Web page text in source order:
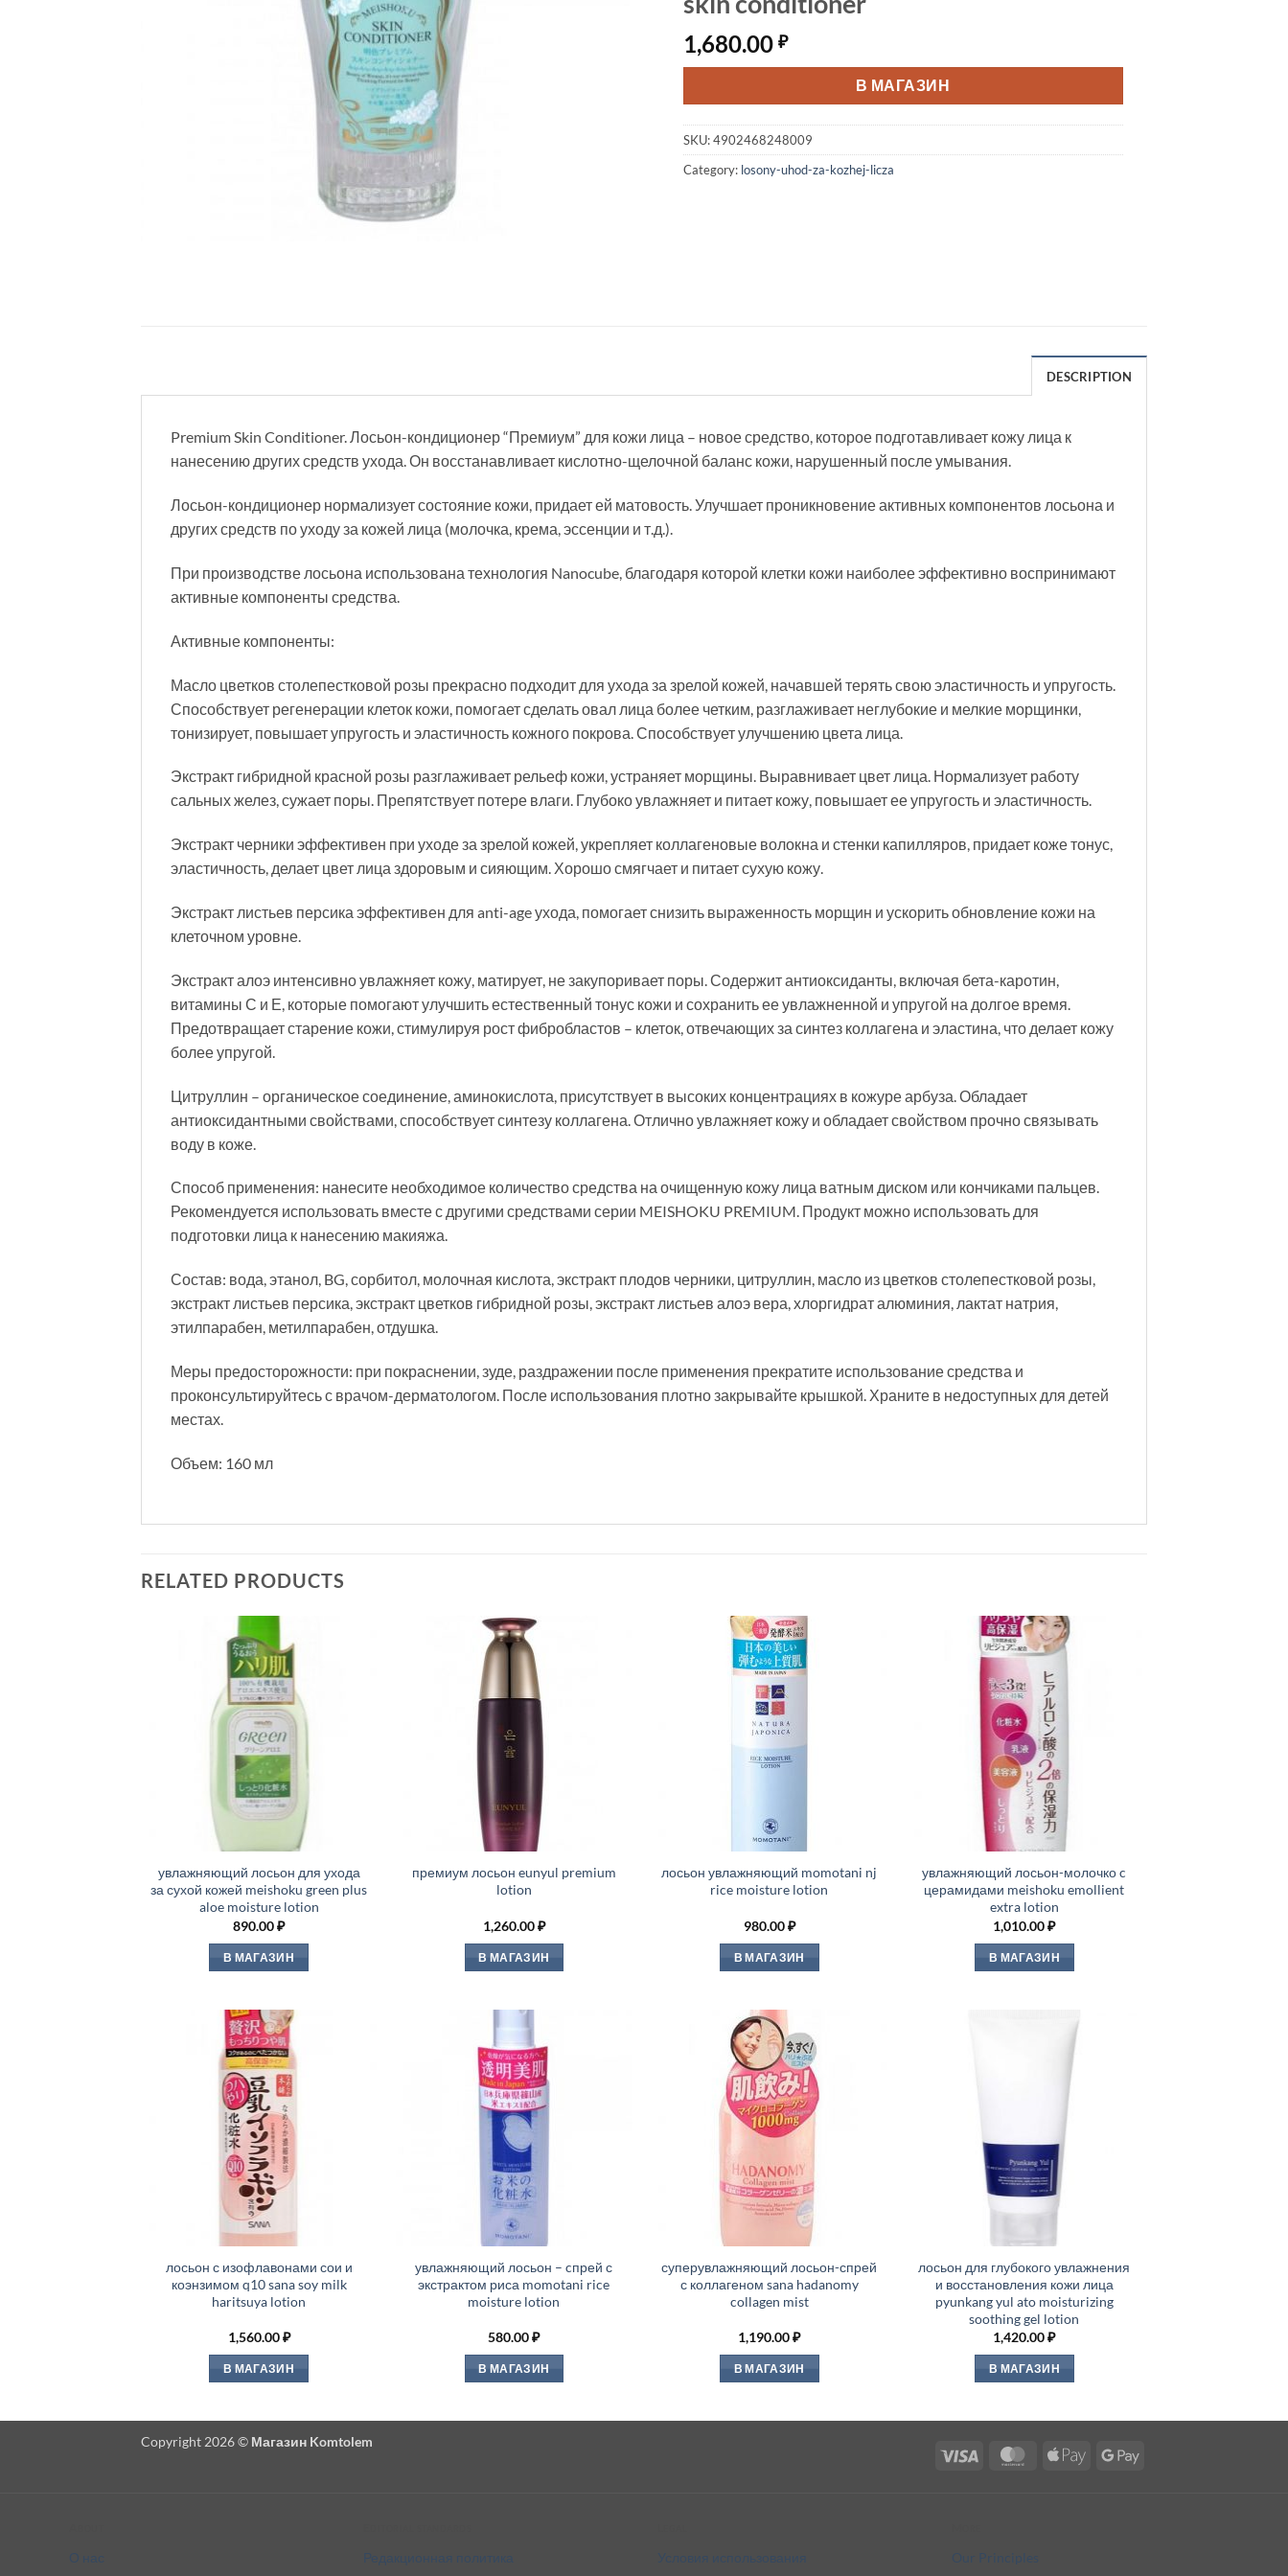
1,680.00 ₽
В МАГАЗИН
SKU:4902468248009
Category: losony-uhod-za-kozhej-licza
DESCRIPTION
Premium Skin Conditioner. Лосьон-кондиционер “Премиум” для кожи лица – новое средство, которое подготавливает кожу лица к
нанесению других средств ухода. Он восстанавливает кислотно-щелочной баланс кожи, нарушенный после умывания.
Лосьон-кондиционер нормализует состояние кожи, придает ей матовость. Улучшает проникновение активных компонентов лосьона и
других средств по уходу за кожей лица (молочка, крема, эссенции и т.д.).
При производстве лосьона использована технология Nanocube, благодаря которой клетки кожи наиболее эффективно воспринимают
активные компоненты средства.
Активные компоненты:
Масло цветков столепестковой розы прекрасно подходит для ухода за зрелой кожей, начавшей терять свою эластичность и упругость.
Способствует регенерации клеток кожи, помогает сделать овал лица более четким, разглаживает неглубокие и мелкие морщинки,
тонизирует, повышает упругость и эластичность кожного покрова. Способствует улучшению цвета лица.
Экстракт гибридной красной розы разглаживает рельеф кожи, устраняет морщины. Выравнивает цвет лица. Нормализует работу
сальных желез, сужает поры. Препятствует потере влаги. Глубоко увлажняет и питает кожу, повышает ее упругость и эластичность.
Экстракт черники эффективен при уходе за зрелой кожей, укрепляет коллагеновые волокна и стенки капилляров, придает коже тонус,
эластичность, делает цвет лица здоровым и сияющим. Хорошо смягчает и питает сухую кожу.
Экстракт листьев персика эффективен для anti-age ухода, помогает снизить выраженность морщин и ускорить обновление кожи на
клеточном уровне.
Экстракт алоэ интенсивно увлажняет кожу, матирует, не закупоривает поры. Содержит антиоксиданты, включая бета-каротин,
витамины С и Е, которые помогают улучшить естественный тонус кожи и сохранить ее увлажненной и упругой на долгое время.
Предотвращает старение кожи, стимулируя рост фибробластов – клеток, отвечающих за синтез коллагена и эластина, что делает кожу
более упругой.
Цитруллин – органическое соединение, аминокислота, присутствует в высоких концентрациях в кожуре арбуза. Обладает
антиоксидантными свойствами, способствует синтезу коллагена. Отлично увлажняет кожу и обладает свойством прочно связывать
воду в коже.
Способ применения: нанесите необходимое количество средства на очищенную кожу лица ватным диском или кончиками пальцев.
Рекомендуется использовать вместе с другими средствами серии MEISHOKU PREMIUM. Продукт можно использовать для
подготовки лица к нанесению макияжа.
Состав: вода, этанол, BG, сорбитол, молочная кислота, экстракт плодов черники, цитруллин, масло из цветков столепестковой розы,
экстракт листьев персика, экстракт цветков гибридной розы, экстракт листьев алоэ вера, хлоргидрат алюминия, лактат натрия,
этилпарабен, метилпарабен, отдушка.
Меры предосторожности: при покрас­нении, зуде, раздражении после приме­нения прекратите использование средс­тва и
проконсультируйтесь с врачом-дерматологом. После использования плотно закрывайте крышкой. Храните в недоступных для детей
местах.
Объем: 160 мл
RELATED PRODUCTS
увлажняющий лосьон для ухода
за сухой кожей meishoku green plus
aloe moisture lotion
890.00₽
В МАГАЗИН
премиум лосьон eunyul premium
lotion
1,260.00₽
В МАГАЗИН
лосьон увлажняющий momotani nj
rice moisture lotion
980.00₽
В МАГАЗИН
увлажняющий лосьон-молочко c
церамидами meishoku emollient
extra lotion
1,010.00₽
В МАГАЗИН
лосьон с изофлавонами сои и
коэнзимом q10 sana soy milk
haritsuya lotion
1,560.00₽
В МАГАЗИН
увлажняющий лосьон – cпрей с
экстрактом риса momotani rice
moisture lotion
580.00₽
В МАГАЗИН
суперувлажняющий лосьон-спрей
с коллагеном sana hadanomy
collagen mist
1,190.00₽
В МАГАЗИН
лосьон для глубокого увлажнения
и восстановления кожи лица
pyunkang yul ato moisturizing
soothing gel lotion
1,420.00₽
В МАГАЗИН
Visa MasterCardApple
Google
Copyright 2026 © Магазин Komtolem
О нас Редакционная политика Условия использования Our Principles